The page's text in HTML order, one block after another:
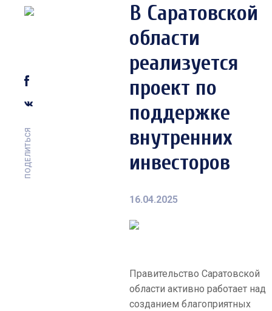
ПОДЕЛИТЬСЯ
В Саратовской
области
реализуется
проект по
поддержке
внутренних
инвесторов
16.04.2025
Правительство Саратовской
области активно работает над
созданием благоприятных